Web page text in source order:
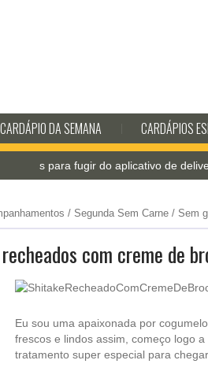
CARDÁPIO DA SEMANA CARDÁPIOS
fugir do aplicativo de delivery
/ Segunda Sem Carne / Sem
com creme de
Eu sou uma apaixonada por
frescos e lindos assim, começo logo
tratamento super especial para